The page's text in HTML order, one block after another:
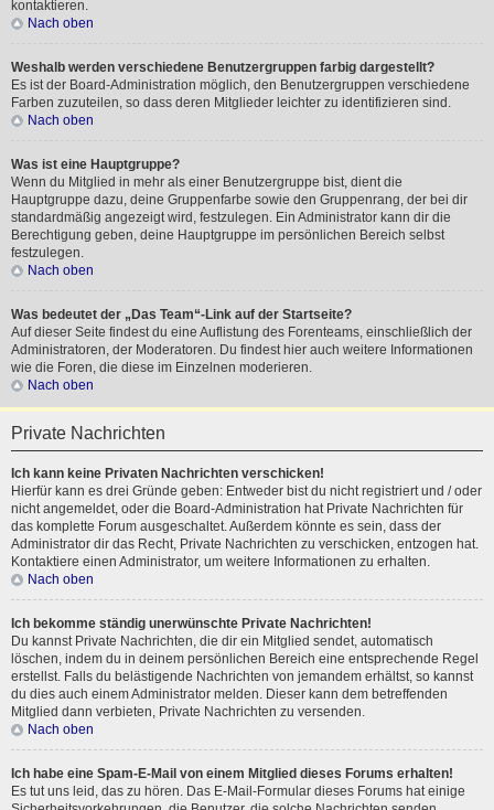
kontaktieren.
Nach oben
Weshalb werden verschiedene Benutzergruppen farbig dargestellt?
Es ist der Board-Administration möglich, den Benutzergruppen verschiedene
Farben zuzuteilen, so dass deren Mitglieder leichter zu identifizieren sind.
Nach oben
Was ist eine Hauptgruppe?
Wenn du Mitglied in mehr als einer Benutzergruppe bist, dient die
Hauptgruppe dazu, deine Gruppenfarbe sowie den Gruppenrang, der bei dir
standardmäßig angezeigt wird, festzulegen. Ein Administrator kann dir die
Berechtigung geben, deine Hauptgruppe im persönlichen Bereich selbst
festzulegen.
Nach oben
Was bedeutet der „Das Team“-Link auf der Startseite?
Auf dieser Seite findest du eine Auflistung des Forenteams, einschließlich der
Administratoren, der Moderatoren. Du findest hier auch weitere Informationen
wie die Foren, die diese im Einzelnen moderieren.
Nach oben
Private Nachrichten
Ich kann keine Privaten Nachrichten verschicken!
Hierfür kann es drei Gründe geben: Entweder bist du nicht registriert und / oder
nicht angemeldet, oder die Board-Administration hat Private Nachrichten für
das komplette Forum ausgeschaltet. Außerdem könnte es sein, dass der
Administrator dir das Recht, Private Nachrichten zu verschicken, entzogen hat.
Kontaktiere einen Administrator, um weitere Informationen zu erhalten.
Nach oben
Ich bekomme ständig unerwünschte Private Nachrichten!
Du kannst Private Nachrichten, die dir ein Mitglied sendet, automatisch
löschen, indem du in deinem persönlichen Bereich eine entsprechende Regel
erstellst. Falls du belästigende Nachrichten von jemandem erhältst, so kannst
du dies auch einem Administrator melden. Dieser kann dem betreffenden
Mitglied dann verbieten, Private Nachrichten zu versenden.
Nach oben
Ich habe eine Spam-E-Mail von einem Mitglied dieses Forums erhalten!
Es tut uns leid, das zu hören. Das E-Mail-Formular dieses Forums hat einige